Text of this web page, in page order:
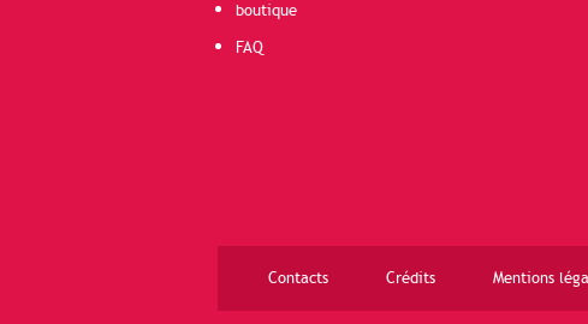
boutique
FAQ
Contacts Crédits Mentions